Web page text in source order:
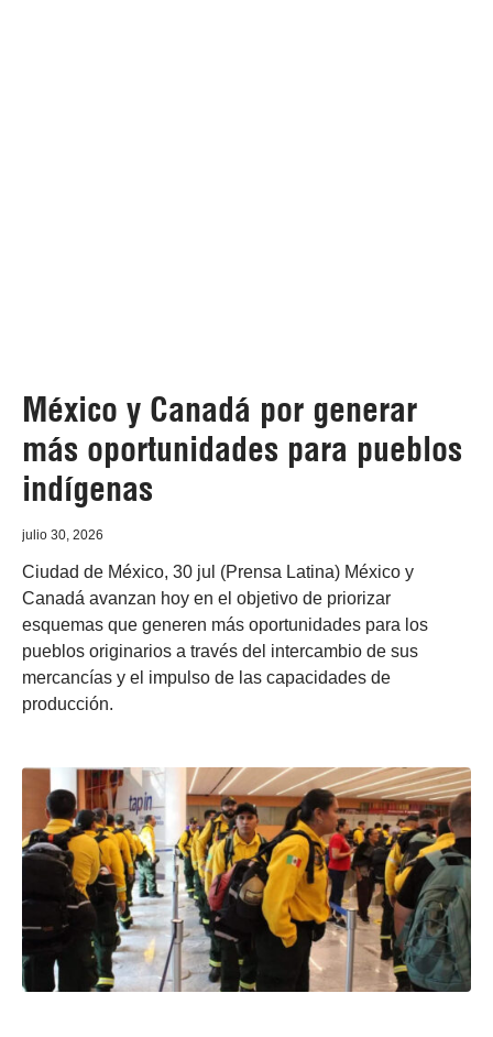
México y Canadá por generar
más oportunidades para pueblos
indígenas
julio 30, 2026
Ciudad de México, 30 jul (Prensa Latina) México y
Canadá avanzan hoy en el objetivo de priorizar
esquemas que generen más oportunidades para los
pueblos originarios a través del intercambio de sus
mercancías y el impulso de las capacidades de
producción.